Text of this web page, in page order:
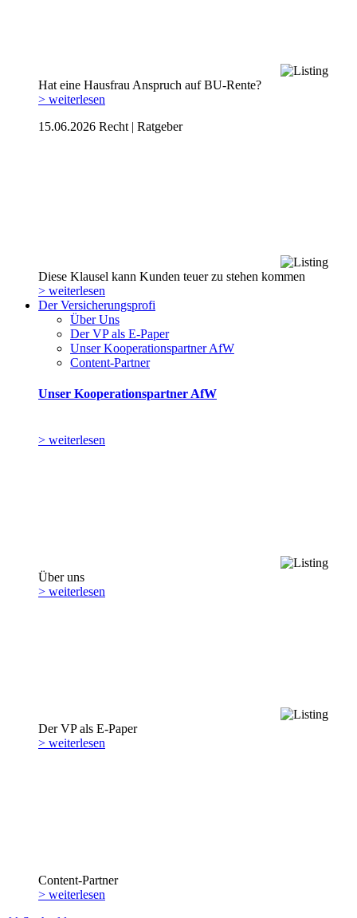
Hat eine Hausfrau Anspruch auf BU-Rente?
> weiterlesen
15.06.2026 Recht | Ratgeber
Diese Klausel kann Kunden teuer zu stehen kommen
> weiterlesen
Der Versicherungsprofi
Über Uns
Der VP als E-Paper
Unser Kooperationspartner AfW
Content-Partner
Unser Kooperationspartner AfW
> weiterlesen
Über uns
> weiterlesen
Der VP als E-Paper
> weiterlesen
Content-Partner
> weiterlesen